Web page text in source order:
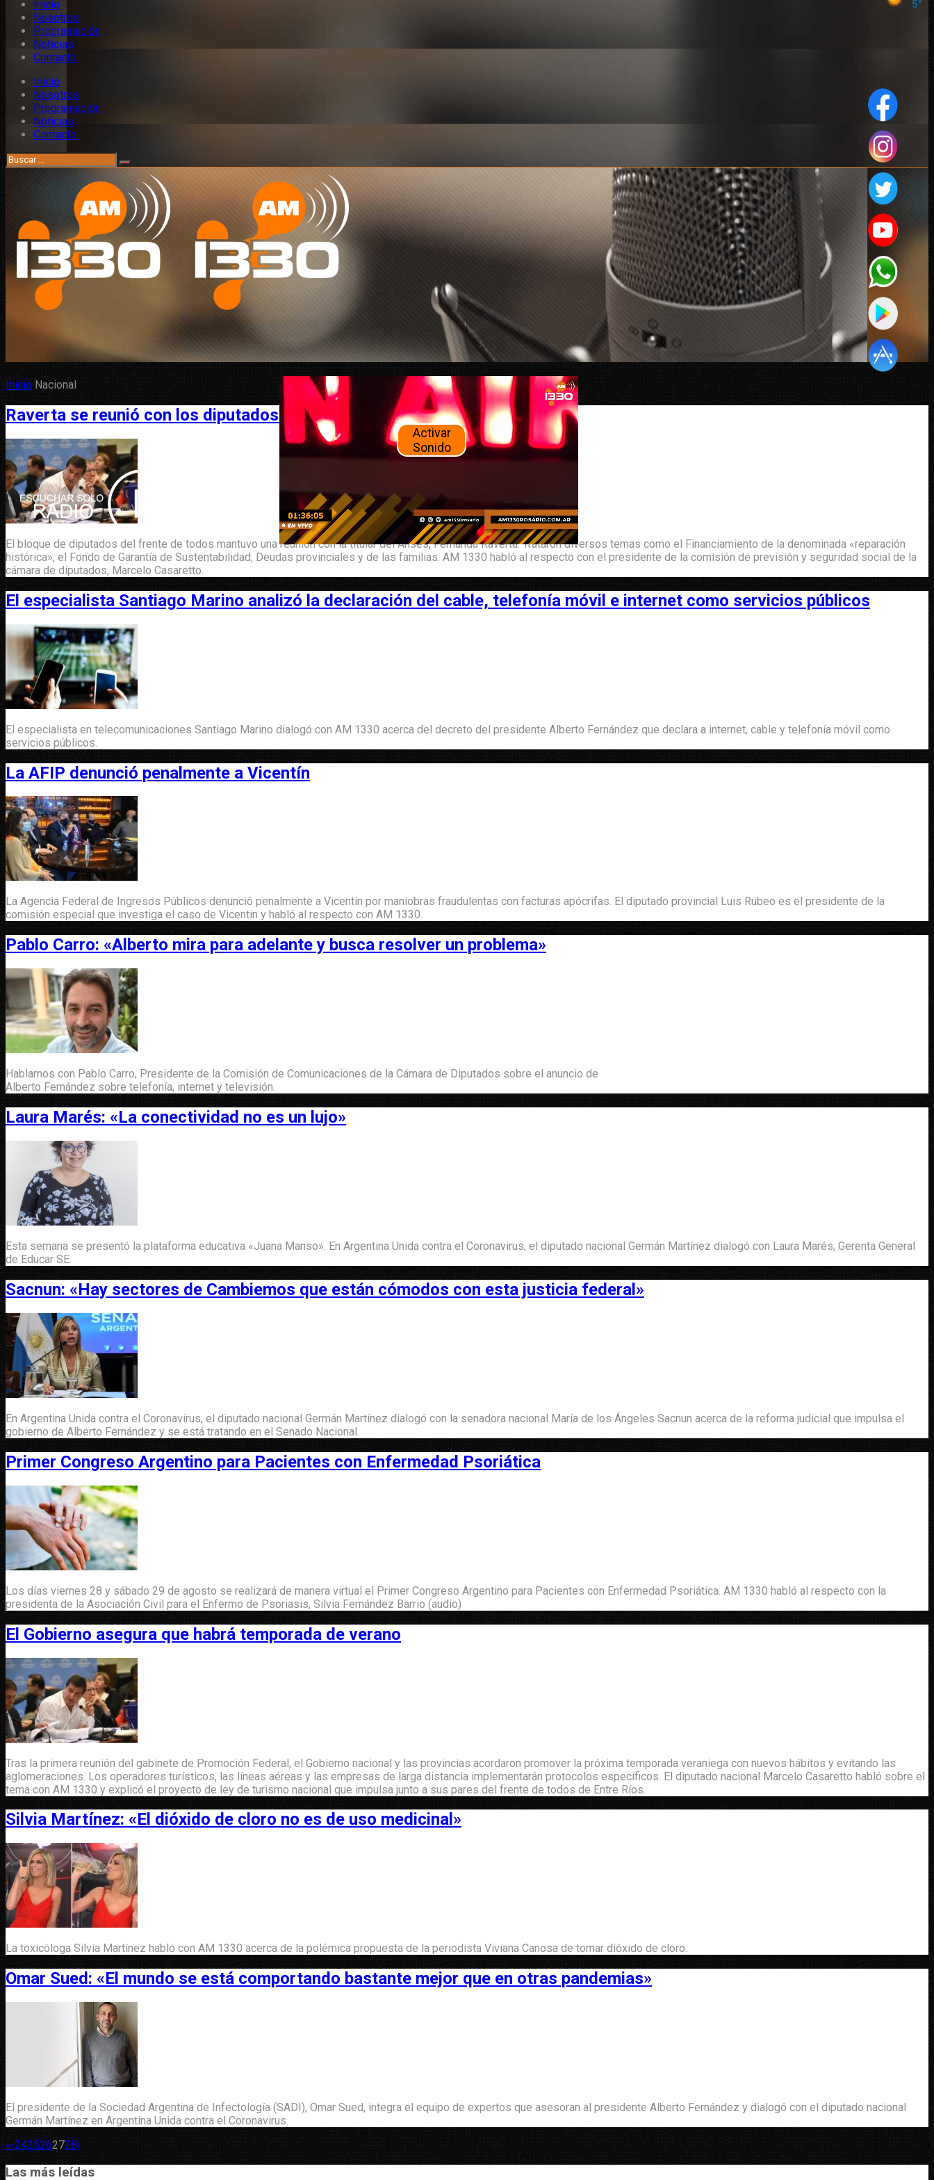
Inicio
Nosotros
Programación
Noticias
Contacto
Inicio
Nosotros
Programación
Noticias
Contacto
Activar
Sonido
Inicio Nacional
Raverta se reunió con los diputados del Frente de Todos
El bloque de diputados del frente de todos mantuvo una reunión con la titular del Anses, Fernanda Raverta. Trataron diversos temas como el Financiamiento de la denominada «reparación
histórica», el Fondo de Garantía de Sustentabilidad, Deudas provinciales y de las familias. AM 1330 habló al respecto con el presidente de la comisión de previsión y seguridad social de la
cámara de diputados, Marcelo Casaretto.
El especialista Santiago Marino analizó la declaración del cable, telefonía móvil e internet como servicios públicos
El especialista en telecomunicaciones Santiago Marino dialogó con AM 1330 acerca del decreto del presidente Alberto Fernández que declara a internet, cable y telefonía móvil como
servicios públicos.
La AFIP denunció penalmente a Vicentín
La Agencia Federal de Ingresos Públicos denunció penalmente a Vicentín por maniobras fraudulentas con facturas apócrifas. El diputado provincial Luis Rubeo es el presidente de la
comisión especial que investiga el caso de Vicentin y habló al respecto con AM 1330.
Pablo Carro: «Alberto mira para adelante y busca resolver un problema»
Hablamos con Pablo Carro, Presidente de la Comisión de Comunicaciones de la Cámara de Diputados sobre el anuncio de
Alberto Fernández sobre telefonía, internet y televisión.
Laura Marés: «La conectividad no es un lujo»
Esta semana se presentó la plataforma educativa «Juana Manso». En Argentina Unida contra el Coronavirus, el diputado nacional Germán Martínez dialogó con Laura Marés, Gerenta General
de Educar SE.
Sacnun: «Hay sectores de Cambiemos que están cómodos con esta justicia federal»
En Argentina Unida contra el Coronavirus, el diputado nacional Germán Martínez dialogó con la senadora nacional María de los Ángeles Sacnun acerca de la reforma judicial que impulsa el
gobierno de Alberto Fernández y se está tratando en el Senado Nacional.
Primer Congreso Argentino para Pacientes con Enfermedad Psoriática
Los días viernes 28 y sábado 29 de agosto se realizará de manera virtual el Primer Congreso Argentino para Pacientes con Enfermedad Psoriática. AM 1330 habló al respecto con la
presidenta de la Asociación Civil para el Enfermo de Psoriasis, Silvia Fernández Barrio (audio)
El Gobierno asegura que habrá temporada de verano
Tras la primera reunión del gabinete de Promoción Federal, el Gobierno nacional y las provincias acordaron promover la próxima temporada veraniega con nuevos hábitos y evitando las
aglomeraciones. Los operadores turísticos, las líneas aéreas y las empresas de larga distancia implementarán protocolos específicos. El diputado nacional Marcelo Casaretto habló sobre el
tema con AM 1330 y explicó el proyecto de ley de turismo nacional que impulsa junto a sus pares del frente de todos de Entre Ríos.
Silvia Martínez: «El dióxido de cloro no es de uso medicinal»
La toxicóloga Silvia Martínez habló con AM 1330 acerca de la polémica propuesta de la periodista Viviana Canosa de tomar dióxido de cloro.
Omar Sued: «El mundo se está comportando bastante mejor que en otras pandemias»
El presidente de la Sociedad Argentina de Infectología (SADI), Omar Sued, integra el equipo de expertos que asesoran al presidente Alberto Fernández y dialogó con el diputado nacional
Germán Martínez en Argentina Unida contra el Coronavirus.
«‹2425262728›
Las más leídas